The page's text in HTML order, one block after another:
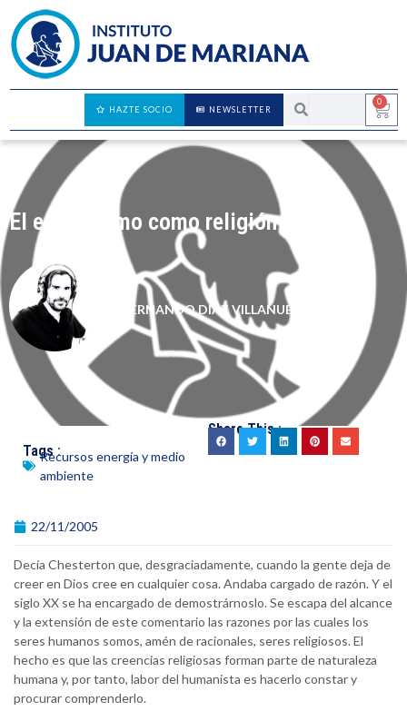
0
NEWSLETTER
HAZTE SOCIO
El ecologismo como religión
FERNANDO DÍAZ VILLANUEVA
Tags :
Recursos energía y medio
ambiente
Share This :
22/11/2005
Decía Chesterton que, desgraciadamente, cuando la gente deja de
creer en Dios cree en cualquier cosa. Andaba cargado de razón. Y el
siglo XX se ha encargado de demostrárnoslo. Se escapa del alcance
y la extensión de este comentario las razones por las cuales los
seres humanos somos, amén de racionales, seres religiosos. El
hecho es que las creencias religiosas forman parte de naturaleza
humana y, por tanto, labor del humanista es hacerlo constar y
procurar comprenderlo.